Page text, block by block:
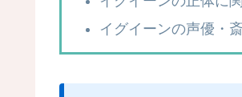
イグイーンの声優・